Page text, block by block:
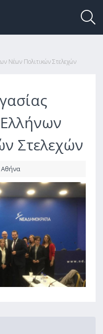
Νέων Πολιτικών Στελεχών
Στελεχών
Αθήνα